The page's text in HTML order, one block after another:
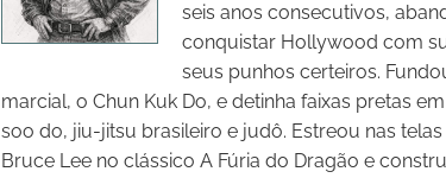
seis anos consecutivos,
conquistar Hollywood com
seus punhos certeiros.
marcial, o Chun Kuk Do, e detinha faixas pretas
soo do, jiu-jitsu brasileiro e judô. Estreou nas
Bruce Lee no clássico A Fúria do Dragão e